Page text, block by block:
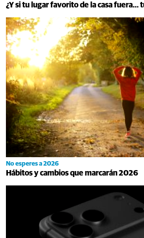
¿Y si tu lugar favorito de la casa fuera…
No esperes a 2026
Hábitos y cambios que marcarán 2026